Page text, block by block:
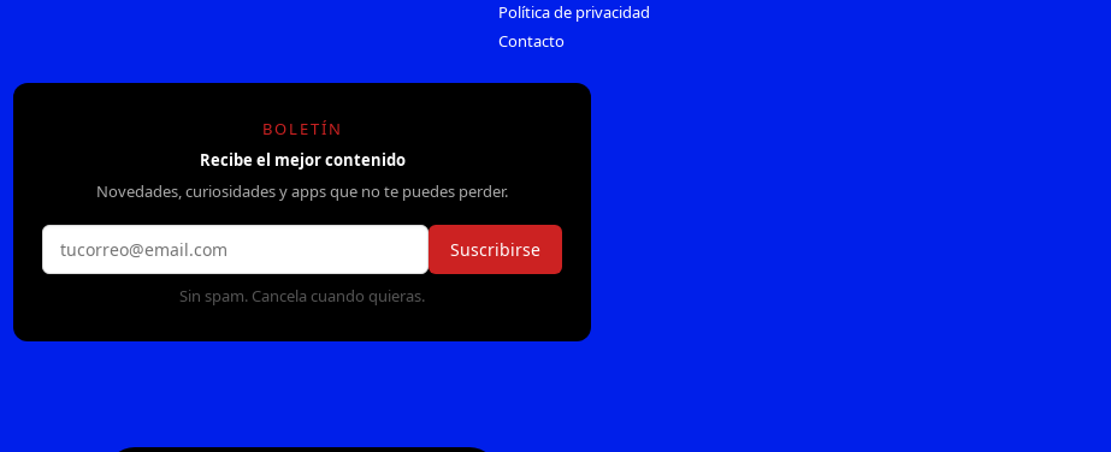
Política de privacidad
Contacto
BOLETÍN
Recibe el mejor contenido
Novedades, curiosidades y apps que no te puedes perder.
Suscribirse
Sin spam. Cancela cuando quieras.